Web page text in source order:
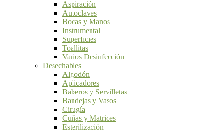
Aspiración
Autoclaves
Bocas y Manos
Instrumental
Superficies
Toallitas
Varios Desinfección
Desechables
Algodón
Aplicadores
Baberos y Servilletas
Bandejas y Vasos
Cirugía
Cuñas y Matrices
Esterilización